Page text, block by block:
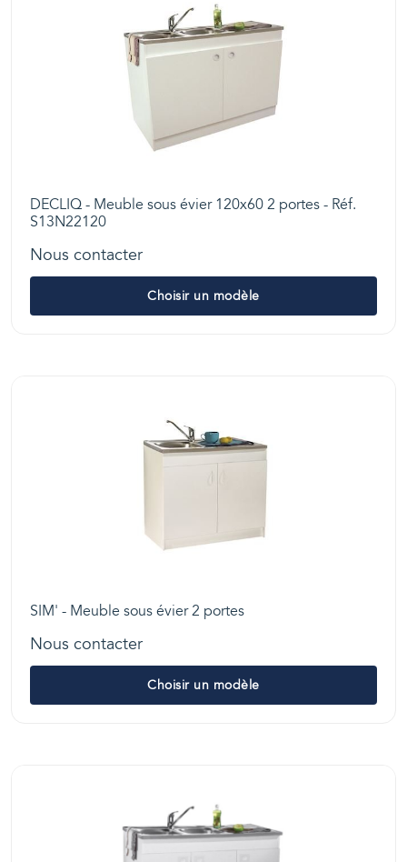
DECLIQ - Meuble sous évier 120x60 2 portes - Réf.
S13N22120
Nous contacter
Choisir un modèle
SIM' - Meuble sous évier 2 portes
Nous contacter
Choisir un modèle